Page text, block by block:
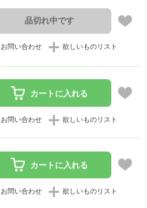
品切れ中です
お問い合わせ 欲しいものリスト
カートに入れる
お問い合わせ 欲しいものリスト
カートに入れる
お問い合わせ 欲しいものリスト